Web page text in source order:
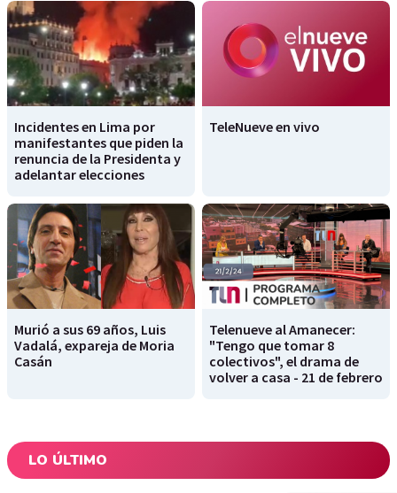
Incidentes en Lima por
manifestantes que piden la
renuncia de la Presidenta y
adelantar elecciones
TeleNueve en vivo
Murió a sus 69 años, Luis
Vadalá, expareja de Moria
Casán
Telenueve al Amanecer:
"Tengo que tomar 8
colectivos", el drama de
volver a casa - 21 de febrero
LO ÚLTIMO